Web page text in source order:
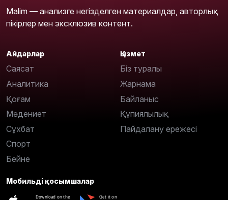
Malim — анализге негізделген материалдар, авторлық
пікірлер мен эксклюзив контент.
Айдарлар
Саясат
Аналитика
Қоғам
Мәдениет
Сұхбат
Спорт
Бейне
Қызмет
Біз туралы
Жарнама
Байланыс
Құпиялылық
Пайдалану ережесі
Мобильді қосымшалар
Download on the Get it on